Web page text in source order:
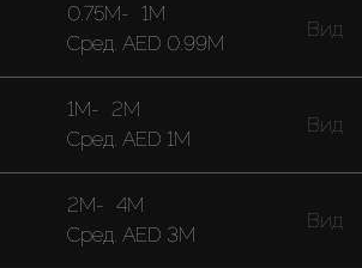
0.75M- 1M
Cред. AED 0.99M
Вид
1M- 2M
Cред. AED 1M
Вид
2M- 4M
Cред. AED 3M
Вид